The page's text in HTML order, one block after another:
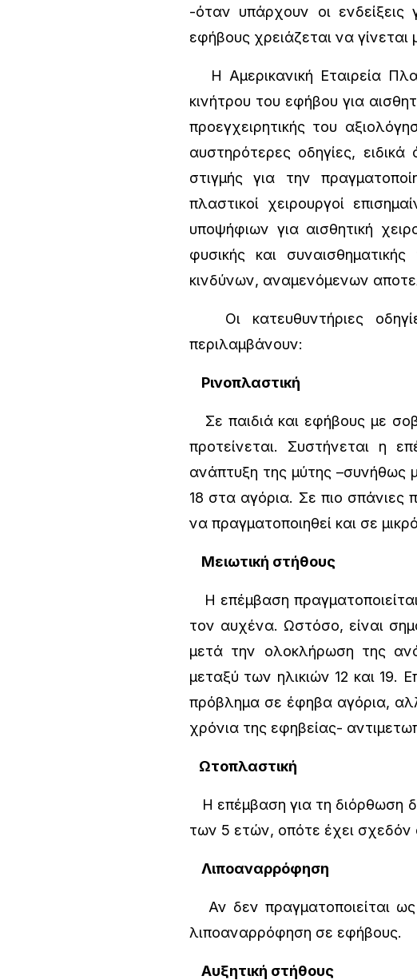
-όταν υπάρχουν οι ενδείξεις
εφήβους χρειάζεται να γίνεται
Η Αμερικανική Εταιρεία
κινήτρου του εφήβου για
προεγχειρητικής του
αυστηρότερες οδηγίες,
στιγμής για την
πλαστικοί χειρουργοί
υποψήφιων για αισθητική
φυσικής και
κινδύνων, αναμενόμενων
Οι κατευθυντήριες
περιλαμβάνουν:
Ρινοπλαστική
Σε παιδιά και εφήβους με
προτείνεται. Συστήνεται η
ανάπτυξη της μύτης –συνήθως
18 στα αγόρια. Σε πιο σπάνιες
να πραγματοποιηθεί και σε
Μειωτική στήθους
Η επέμβαση
τον αυχένα. Ωστόσο, είναι
μετά την ολοκλήρωση της
μεταξύ των ηλικιών 12 και 19.
πρόβλημα σε έφηβα αγόρια,
χρόνια της εφηβείας-
Ωτοπλαστική
Η επέμβαση για τη διόρθωση
των 5 ετών, οπότε έχει
Λιποαναρρόφηση
Αν δεν πραγματοποιείται ως
λιποαναρρόφηση σε εφήβους.
Αυξητική στήθους